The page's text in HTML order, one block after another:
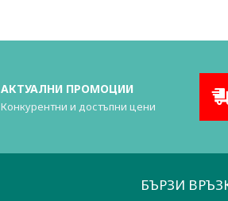
АКТУАЛНИ ПРОМОЦИИ
Конкурентни и достъпни цени
БЪРЗИ